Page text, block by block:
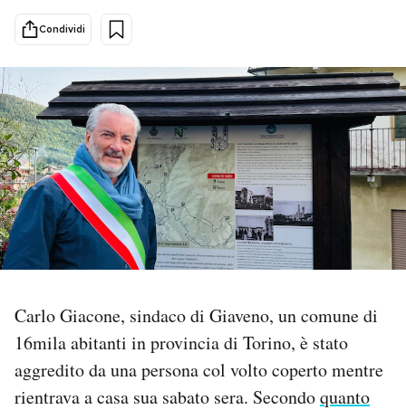
Cultura
Economia
Sport
Mondiali calcio 2026
PODCAST
NEWSLETTER
I MIEI PREFERITI
SHOP
CALENDARIO
Condividi
Carlo Giacone, sindaco di Giaveno, un comune di
16mila abitanti in provincia di Torino, è stato
aggredito da una persona col volto coperto mentre
rientrava a casa sua sabato sera. Secondoquanto